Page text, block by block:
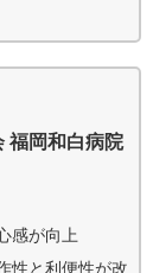
福岡和白病院
感が向上
性と利便性が改